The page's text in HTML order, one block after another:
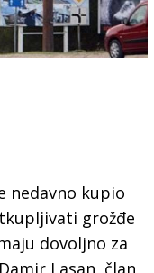
nedavno kupio
grožđe
dovoljno za
Lasan, član